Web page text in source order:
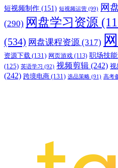
短视频制作 (151) 短视频运营 (99) 网
(290) 网盘学习资源
(534) 网盘课程资源 (317)
资源下载 (131) 网页游戏 (113) 职场技能
(125) 英语学习 (92) 视频剪辑 (242) 视
(242) 跨境电商 (131) 选品策略 (91) 高考